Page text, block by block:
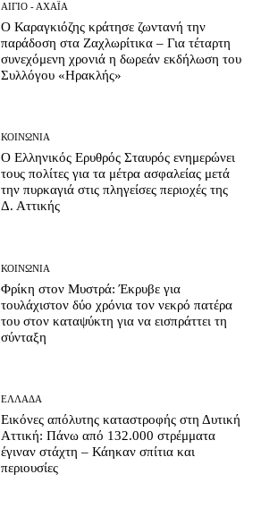
ΑΊΓΙΟ - ΑΧΑΪ́Α
Ο Καραγκιόζης κράτησε ζωντανή την
παράδοση στα Ζαχλωρίτικα – Για τέταρτη
συνεχόμενη χρονιά η δωρεάν εκδήλωση του
Συλλόγου «Ηρακλής»
ΚΟΙΝΩΝΊΑ
Ο Ελληνικός Ερυθρός Σταυρός ενημερώνει
τους πολίτες για τα μέτρα ασφαλείας μετά
την πυρκαγιά στις πληγείσες περιοχές της
Δ. Αττικής
ΚΟΙΝΩΝΊΑ
Φρίκη στον Μυστρά: Έκρυβε για
τουλάχιστον δύο χρόνια τον νεκρό πατέρα
του στον καταψύκτη για να εισπράττει τη
σύνταξη
ΕΛΛΆΔΑ
Εικόνες απόλυτης καταστροφής στη Δυτική
Αττική: Πάνω από 132.000 στρέμματα
έγιναν στάχτη – Κάηκαν σπίτια και
περιουσίες